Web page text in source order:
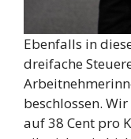
Ebenfalls in
dreifache
beschlossen.
auf 38 Cent pro